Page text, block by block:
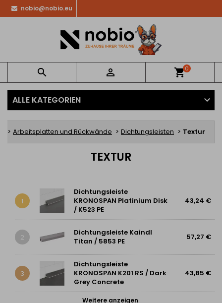
nobio@nobio.eu
  shopping_cart0
ALLE KATEGORIEN
Arbeitsplatten und Rückwände Dichtungsleisten Textur
TEXTUR
1
Dichtungsleiste
KRONOSPAN Platinium Disk
/ K523 PE
43,24 €
2
Dichtungsleiste Kaindl
Titan / 5853 PE
57,27 €
3
Dichtungsleiste
KRONOSPAN K201 RS / Dark
Grey Concrete
43,85 €
Weitere anzeigen